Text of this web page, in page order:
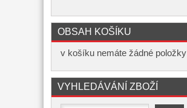
OBSAH KOŠÍKU
v košíku nemáte žádné položky
VYHLEDÁVÁNÍ ZBOŽÍ